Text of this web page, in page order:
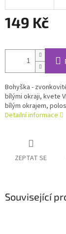
149 Kč
cena:
Bohyška -
bílými okraji, kvete
bílým okrajem,
Detailní informace
ZEPTAT SE
Související